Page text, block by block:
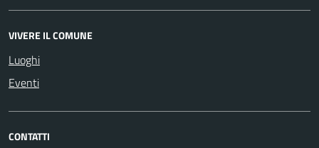
VIVERE IL COMUNE
Luoghi
Eventi
CONTATTI